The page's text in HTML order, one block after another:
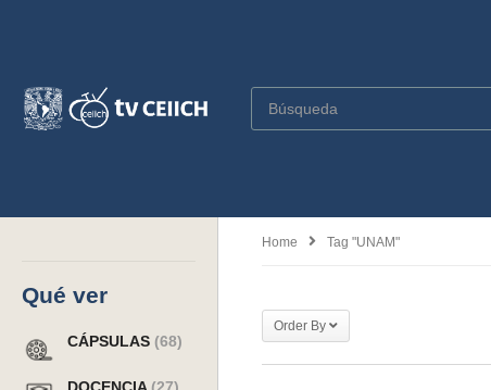
Qué ver
CÁPSULAS (68)
Home Tag "UNAM"
Order By